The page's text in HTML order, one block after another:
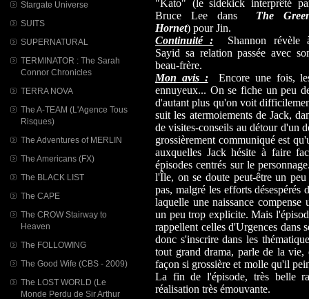
Stargate Universe
SUITS
SUPERNATURAL
TERMINATOR : The Sarah
Connor Chronicles
TERRA NOVA
The A-TEAM (L'Agence Tous
Risques)
The Adventures of MERLIN
The Americans (FX)
The BLACK LIST
The CAPE
The CROW Stairway to
Heaven
The FOLLOWING
The Good Wife (CBS - 2009)
The LOST WORLD (Le
Monde Perdu de Sir Arthur
"Kato" (le sidekick interprêté
Bruce Lee dans The
Hornet) pour Jin.
Continuité : Shannon révèle
Sayid sa relation passée avec
beau-frère.
Mon avis :Encore une fois, les
ennuyeux... On se fiche un peu
d'autant plus qu'on voit
suit les atermoiements de Jack,
de visites-conseils au détour d'un
grossièrement communiqué est
auxquelles Jack hésite à faire
épisodes centrés sur le
l'Île, on se doute peut-être un
pas, malgré les efforts
laquelle une naissance
un peu trop explicite. Mais
rappellent celles d'Urgences dans
donc s'inscrire dans les
tout grand drama, parle de la
façon si grossière et molle qu'il
La fin de l'épisode, très belle
réalisation très émouvante.